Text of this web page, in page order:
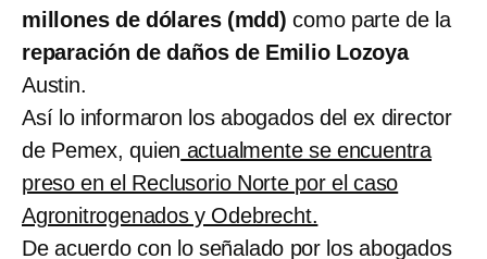
millones de dólares (mdd)como parte de la
reparación de daños de Emilio Lozoya
Austin.
Así lo informaron los abogados del ex director
de Pemex, quien actualmente se encuentra
preso en el Reclusorio Norte por el caso
Agronitrogenados y Odebrecht.
De acuerdo con lo señalado por los abogados